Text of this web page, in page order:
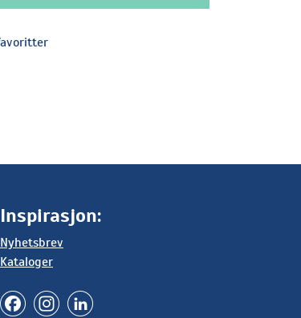
Inspirasjon:
Nyhetsbrev
Kataloger